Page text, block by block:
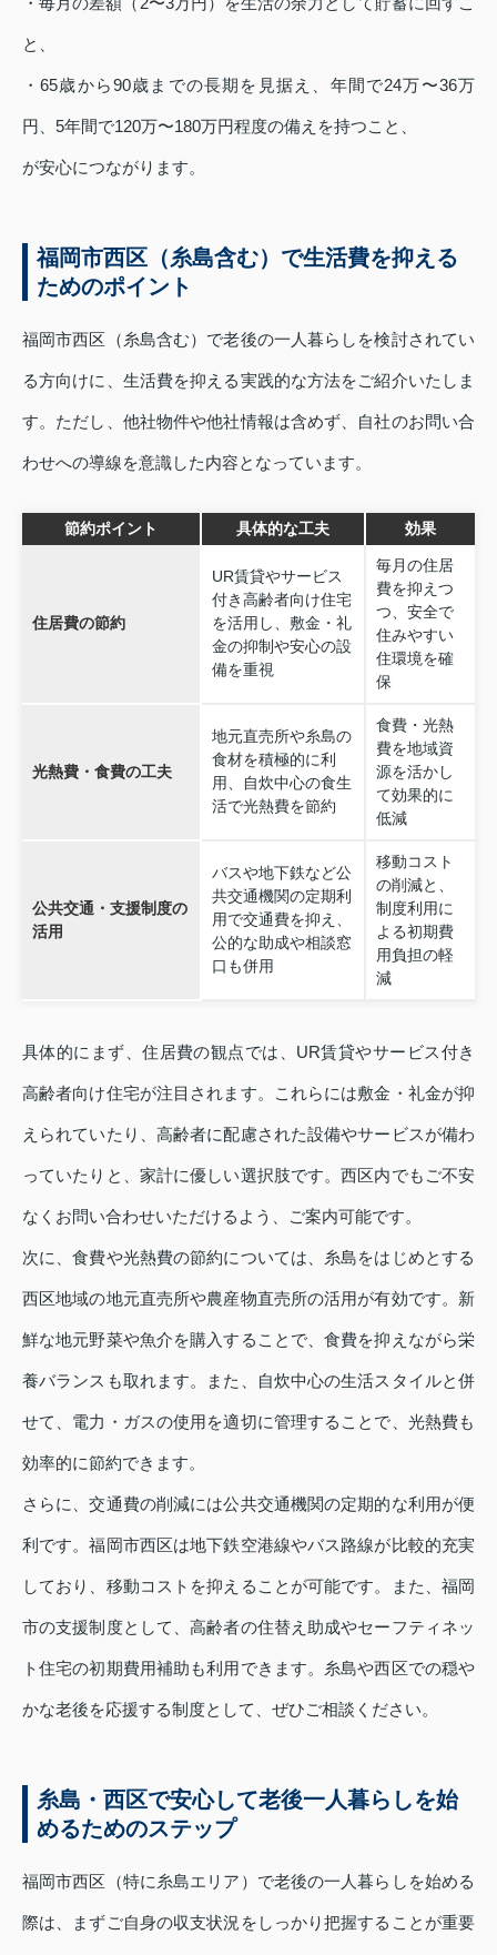
と、
・65歳から90歳までの長期を見据え、年間で24万〜36万
円、5年間で120万〜180万円程度の備えを持つこと、
が安心につながります。
福岡市西区（糸島含む）で生活費を抑える
ためのポイント
福岡市西区（糸島含む）で老後の一人暮らしを検討されてい
る方向けに、生活費を抑える実践的な方法をご紹介いたしま
す。ただし、他社物件や他社情報は含めず、自社のお問い合
わせへの導線を意識した内容となっています。
節約ポイント 具体的な工夫 効果
住居費の節約
UR賃貸やサービス
付き高齢者向け住宅
を活用し、敷金・礼
金の抑制や安心の設
備を重視
毎月の住居
費を抑えつ
つ、安全で
住みやすい
住環境を確
保
光熱費・食費の工夫
地元直売所や糸島の
食材を積極的に利
用、自炊中心の食生
活で光熱費を節約
食費・光熱
費を地域資
源を活かし
て効果的に
低減
公共交通・支援制度の
活用
バスや地下鉄など公
共交通機関の定期利
用で交通費を抑え、
公的な助成や相談窓
口も併用
移動コスト
の削減と、
制度利用に
よる初期費
用負担の軽
減
具体的にまず、住居費の観点では、UR賃貸やサービス付き
高齢者向け住宅が注目されます。これらには敷金・礼金が抑
えられていたり、高齢者に配慮された設備やサービスが備わ
っていたりと、家計に優しい選択肢です。西区内でもご不安
なくお問い合わせいただけるよう、ご案内可能です。
次に、食費や光熱費の節約については、糸島をはじめとする
西区地域の地元直売所や農産物直売所の活用が有効です。新
鮮な地元野菜や魚介を購入することで、食費を抑えながら栄
養バランスも取れます。また、自炊中心の生活スタイルと併
せて、電力・ガスの使用を適切に管理することで、光熱費も
効率的に節約できます。
さらに、交通費の削減には公共交通機関の定期的な利用が便
利です。福岡市西区は地下鉄空港線やバス路線が比較的充実
しており、移動コストを抑えることが可能です。また、福岡
市の支援制度として、高齢者の住替え助成やセーフティネッ
ト住宅の初期費用補助も利用できます。糸島や西区での穏や
かな老後を応援する制度として、ぜひご相談ください。
糸島・西区で安心して老後一人暮らしを始
めるためのステップ
福岡市西区（特に糸島エリア）で老後の一人暮らしを始める
際は、まずご自身の収支状況をしっかり把握することが重要